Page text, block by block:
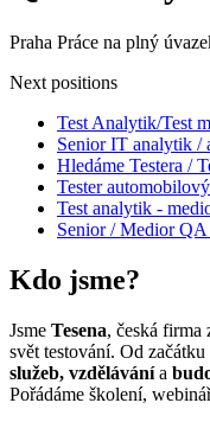
Praha Práce na plný
Next positions
Test Analytik/Test
Senior IT analytik /
Hledáme Testera /
Tester
Test analytik -
Senior / Medior
Kdo jsme?
Jsme Tesena, česká firma
svět testování. Od začátku
služeb, vzdělávánía
Pořádáme školení,